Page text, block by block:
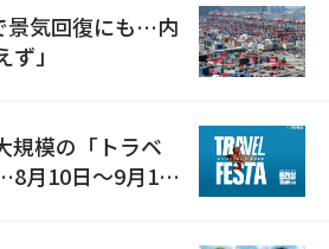
景気回復にも…内
」
規模の「トラベ
月10日～9月11